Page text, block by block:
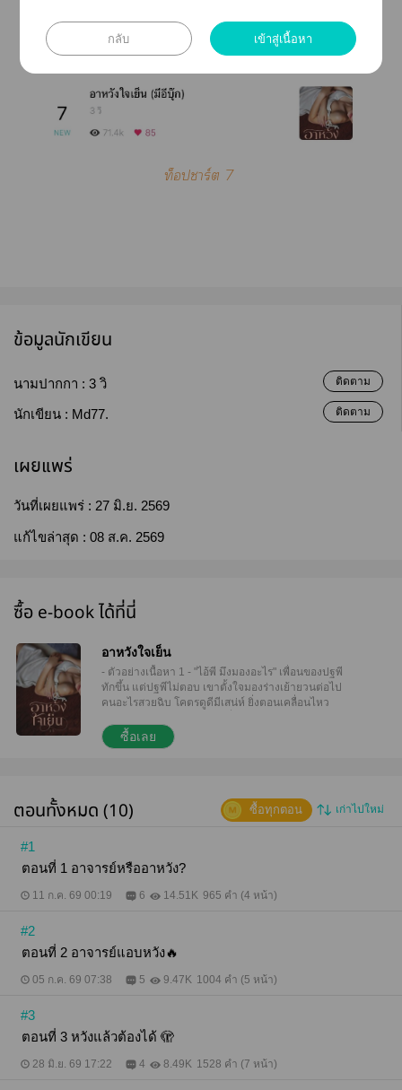
ท็าร์ต 7
ข้อมูลนักเขียน
นามปากกา : 3 วิ ติดตาม
นักเขียน : Md77. ติดตาม
เผยแพร่
วันที่เผยแพร่ : 27 มิ.ย. 2569
แก้ไขล่าสุด : 08 ส.ค. 2569
ซื้อ e-book ได้ที่นี่
อาหวังใจเย็น
- ตัวอย่างเนื้อหา 1 - "ไอ้พี มึงมองอะไร" เพื่อนของปฐพี
ทักขึ้น แต่ปฐพีไม่ตอบ เขาตั้งใจมองร่างเย้ายวนต่อไป
คนอะไรสวยฉิบ โคตรดูดีมีเสน่ห์ ยิ่งตอนเคลื่อนไหว
สามารถถอนสายตาออกไปจากเธอได้ "มึงนี่ เป็นอาจารย์
หรืออาหวังกันแน่วะ นั่นลูกศิษย์มึงไม่ใช่เหรอ" "อืม" ปฐพี
นานแล้ว เล็งไว้ตั้งแต่เธออยู่ปีหนึ่ง จนตอนนี้เธอขึ้นปีสอง
สวย น่ารัก หุ่นดี ดีกรีดาวคณะ ใครจะไม่หวังบ้างวะ
พร้อมถือแก้วเหล้า เดินเข้าไปหาเธอที่กำลังอยู่กับกลุ่ม
อะ" เมื่อเพื่อนเห็นอาจารย์สุดหล่อกำลังเดินเข้ามา ก็สะกิด
ไหม" "ขอโทษนะคะ ไม่สะดวก" "อีแพต!" เพื่อนพากัน
มหาวิทยาลัยอุตส่าห์มาชวนไปดื่ม ทำไมมันถึงไม่ไป รู้
สมน้ำหน้าไอ้หวัง ถึงมึงจะหล่อแต่ก็ใช่ว่าจะสมหวังเรื่องผู้
ตัวอย่างเนื้อหา 2 - ปฐพีพาแพตตี้มาสอนหนังสือใต้ร่มไม้
ซื้อเลย
ตอนทั้งหมด (10) เก่าไปใหม่
ซื้อทุกตอน
#1
ตอนที่ 1 อาจารย์หรืออาหวัง?
11 ก.ค. 69 00:19 6 14.51K 965 คำ (4 หน้า)
#2
ตอนที่ 2 อาจารย์แอบหวัง🔥
05 ก.ค. 69 07:38 5 9.47K 1004 คำ (5 หน้า)
#3
ตอนที่ 3 หวังแล้วต้องได้ 🫣
28 มิ.ย. 69 17:22 4 8.49K 1528 คำ (7 หน้า)
กลับ เข้าสู่เนื้อหา